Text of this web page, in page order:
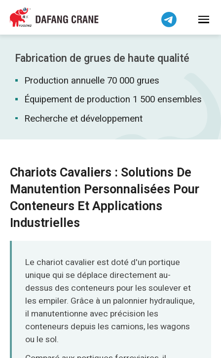
Fabrication de grues de haute qualité
Production annuelle 70 000 grues
Équipement de production 1 500 ensembles
Recherche et développement
Chariots Cavaliers : Solutions De
Manutention Personnalisées Pour
Conteneurs Et Applications
Industrielles
Le chariot cavalier est doté d'un portique
unique qui se déplace directement au-
dessus des conteneurs pour les soulever et
les empiler. Grâce à un palonnier hydraulique,
il manutentionne avec précision les
conteneurs depuis les camions, les wagons
ou le sol.
Bahasa Indonesia
Bahasa Melayu
Tiếng Việt
简体中文
فارسی
Pilipino
اردو
Kiswahili
Dansk
Norsk
O‘zbekcha